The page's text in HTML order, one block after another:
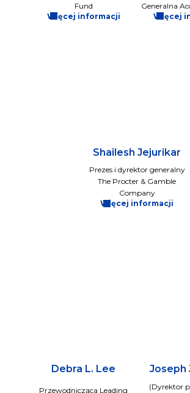
Fund
Więcej informacji
Generalna
Więcej
Shailesh Jejurikar
Prezes i dyrektor generalny
The Procter & Gamble
Company
Więcej informacji
Debra L. Lee
Przewodnicząca Leading
Joseph
(Dyrektor